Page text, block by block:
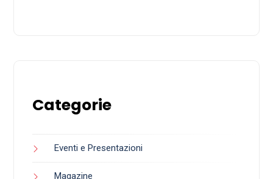
Categorie
Eventi e Presentazioni
Magazine